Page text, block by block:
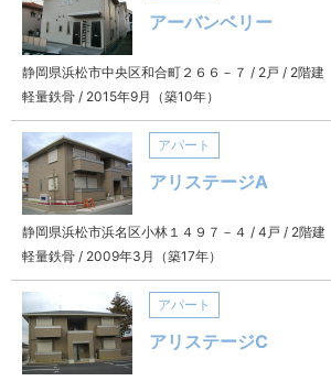
アーバンベリー
静岡県浜松市中央区和合町２６６－７ / 2戸 / 2階建
軽量鉄骨 / 2015年9月（築10年）
アパート
アリステージA
静岡県浜松市浜名区小林１４９７－４ / 4戸 / 2階建
軽量鉄骨 / 2009年3月（築17年）
アパート
アリステージC